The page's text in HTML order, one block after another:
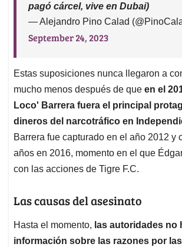
pagó cárcel, vive en Dubai)
— Alejandro Pino Calad
September 24, 2023
Estas suposiciones nunca llegaron a
mucho menos después de que en el
Loco' Barrera fuera el principal
dineros del narcotráfico en
Barrera fue capturado en el año 2012 y
años en 2016, momento en el que
con las acciones de Tigre F.C.
Las causas del asesinato
Hasta el momento, las autoridades no
información sobre las razones por